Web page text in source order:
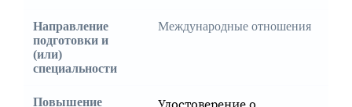
Направление
подготовки и
(или)
специальности
Международные отношения
Повышение